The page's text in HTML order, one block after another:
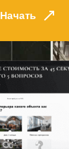
Начать